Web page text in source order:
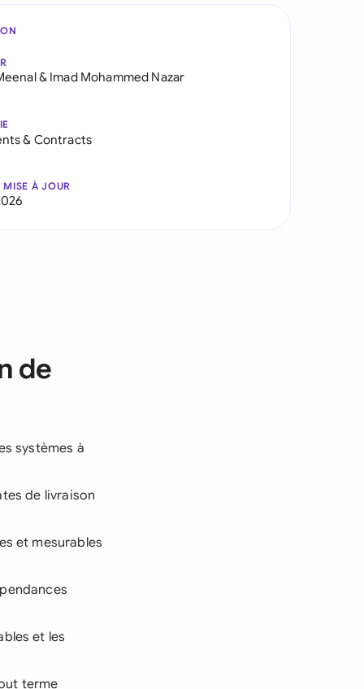
& Imad Mohammed Nazar
& Contracts
MISE À JOUR
de
systèmes à
de livraison
et mesurables
et les
terme